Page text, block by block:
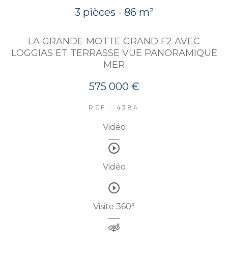
3 pièces - 86 m²
LA GRANDE MOTTE GRAND F2 AVEC
LOGGIAS ET TERRASSE VUE PANORAMIQUE
MER
575 000 €
REF : 4384
Vidéo
Vidéo
Visite 360°